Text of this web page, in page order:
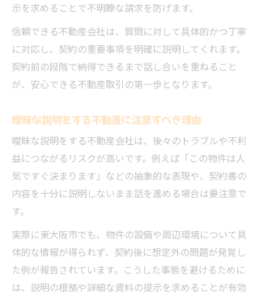
示を求めることで不明瞭な請求を防げます。
信頼できる不動産会社は、質問に対して具体的かつ丁寧
に対応し、契約の重要事項を明確に説明してくれます。
契約前の段階で納得できるまで話し合いを重ねること
が、安心できる不動産取引の第一歩となります。
曖昧な説明をする不動産に注意すべき理由
曖昧な説明をする不動産会社は、後々のトラブルや不利
益につながるリスクが高いです。例えば「この物件は人
気ですぐ決まります」などの抽象的な表現や、契約書の
内容を十分に説明しないまま話を進める場合は要注意で
す。
実際に東大阪市でも、物件の設備や周辺環境について具
体的な情報が得られず、契約後に想定外の問題が発覚し
た例が報告されています。こうした事態を避けるために
は、説明の根拠や詳細な資料の提示を求めることが有効